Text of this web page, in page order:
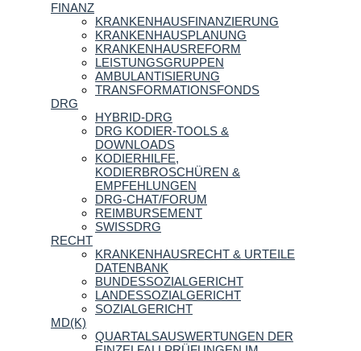
FINANZ
KRANKENHAUSFINANZIERUNG
KRANKENHAUSPLANUNG
KRANKENHAUSREFORM
LEISTUNGSGRUPPEN
AMBULANTISIERUNG
TRANSFORMATIONSFONDS
DRG
HYBRID-DRG
DRG KODIER-TOOLS &
DOWNLOADS
KODIERHILFE,
KODIERBROSCHÜREN &
EMPFEHLUNGEN
DRG-CHAT/FORUM
REIMBURSEMENT
SWISSDRG
RECHT
KRANKENHAUSRECHT & URTEILE
DATENBANK
BUNDESSOZIALGERICHT
LANDESSOZIALGERICHT
SOZIALGERICHT
MD(K)
QUARTALSAUSWERTUNGEN DER